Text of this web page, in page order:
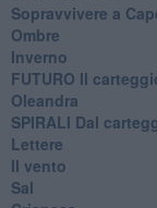
Sopravvivere a
Ombre
Inverno
FUTURO Il
Oleandra
SPIRALI Dal
Lettere
Il vento
Sal